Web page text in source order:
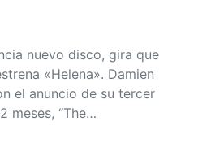
nuevo disco, gira que
«Helena». Damien
el anuncio de su tercer
meses, “The…